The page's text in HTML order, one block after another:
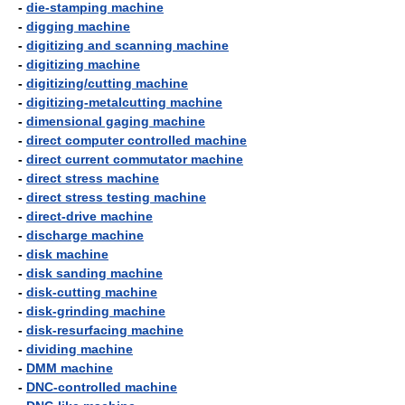
- die-stamping machine
- digging machine
- digitizing and scanning machine
- digitizing machine
- digitizing/cutting machine
- digitizing-metalcutting machine
- dimensional gaging machine
- direct computer controlled machine
- direct current commutator machine
- direct stress machine
- direct stress testing machine
- direct-drive machine
- discharge machine
- disk machine
- disk sanding machine
- disk-cutting machine
- disk-grinding machine
- disk-resurfacing machine
- dividing machine
- DMM machine
- DNC-controlled machine